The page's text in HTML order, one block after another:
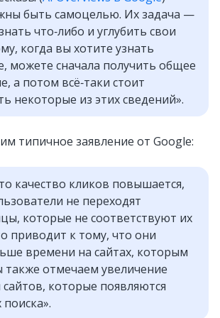
быть самоцелью. Их задача —
что‑либо и углубить свои
когда вы хотите узнать
можете сначала получить общее
а потом всё‑таки стоит
некоторые из этих сведений».
типичное заявление от Google:
качество кликов повышается,
не переходят
которые не соответствуют их
приводит к тому, что они
времени на сайтах, которым
отмечаем увеличение
сайтов, которые появляются
поиска».